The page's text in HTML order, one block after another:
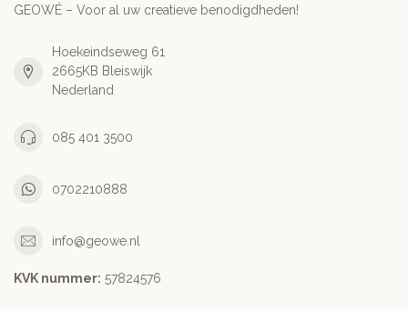
GEOWÉ – Voor al uw creatieve benodigdheden!
Hoekeindseweg 61
2665KB Bleiswijk
Nederland
085 401 3500
0702210888
info@geowe.nl
KVK nummer: ‭57824576‬